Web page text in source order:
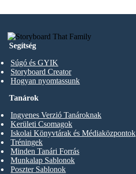
Segítség
Súgó és GYIK
Storyboard Creator
Hogyan nyomtassunk
Tanárok
Ingyenes Verzió Tanároknak
Kerületi Csomagok
Iskolai Könyvtárak és Médiaközpontok
Tréningek
Minden Tanári Forrás
Munkalap Sablonok
Poszter Sablonok